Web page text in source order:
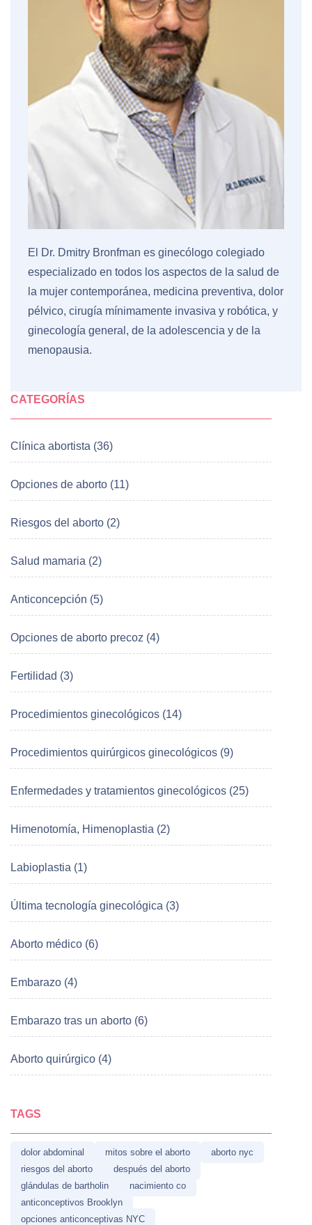
El Dr. Dmitry Bronfman es ginecólogo colegiado
especializado en todos los aspectos de la salud de
la mujer contemporánea, medicina preventiva, dolor
pélvico, cirugía mínimamente invasiva y robótica, y
ginecología general, de la adolescencia y de la
menopausia.
CATEGORÍAS
Clínica abortista (36)
Opciones de aborto (11)
Riesgos del aborto (2)
Salud mamaria (2)
Anticoncepción (5)
Opciones de aborto precoz (4)
Fertilidad (3)
Procedimientos ginecológicos (14)
Procedimientos quirúrgicos ginecológicos (9)
Enfermedades y tratamientos ginecológicos (25)
Himenotomía, Himenoplastia (2)
Labioplastia (1)
Última tecnología ginecológica (3)
Aborto médico (6)
Embarazo (4)
Embarazo tras un aborto (6)
Aborto quirúrgico (4)
TAGS
dolor abdominal mitos sobre el aborto
aborto nyc
riesgos del aborto
después del aborto
glándulas de bartholin
nacimiento co
anticonceptivos Brooklyn
opciones anticonceptivas NYC